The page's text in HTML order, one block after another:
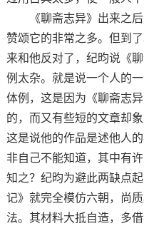
《聊斋志异》出来之后
赞颂它的非常之多。但到
来和他反对了，纪昀说《
例太杂。就是说一个人的
体例，这是因为《聊斋志
的，而又有些短的文章却
这是说他的作品是述他人
非自己不能知道，其中有
知之？纪昀为避此两缺点
记》就完全模仿六朝，尚
法。其材料大抵自造，多